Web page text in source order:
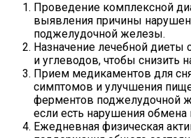
Проведение комплексной
выявления причины
поджелудочной железы.
Назначение лечебной диеты
и углеводов, чтобы снизить
Прием медикаментов для
симптомов и улучшения
ферментов поджелудочной
если есть нарушения обмена
Ежедневная физическая